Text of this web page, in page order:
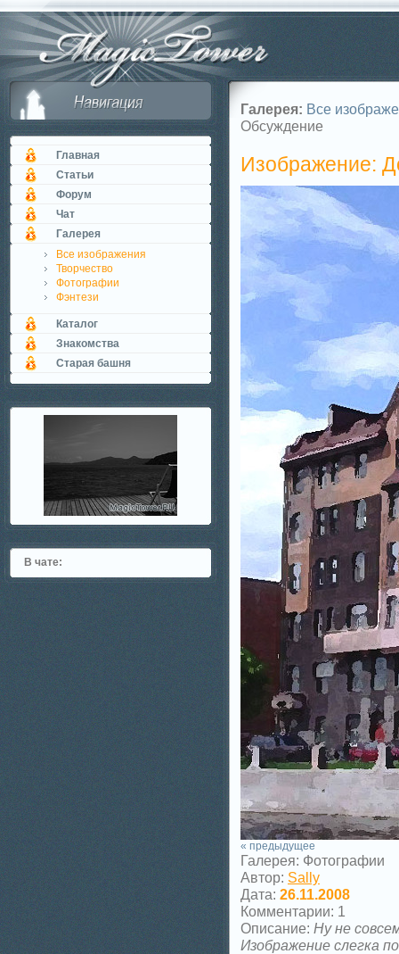
Главная
Статьи
Форум
Чат
Галерея
Все изображения
Творчество
Фотографии
Фэнтези
Каталог
Знакомства
Старая башня
В чате:
Галерея: Все
Обсуждение
Изображение:
« предыдущее
Галерея: Фотографии
Автор: Sally
Дата: 26.11.2008
Комментарии: 1
Описание: Ну не
Изображение слегка